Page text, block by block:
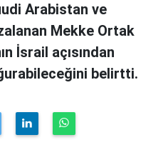
Arabistan ve
Mekke Ortak
İsrail açısından
belirtti.